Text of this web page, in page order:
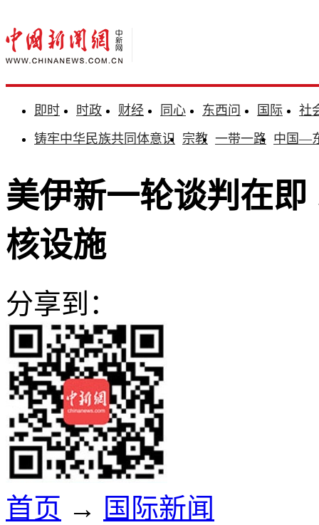
即时 时政 财经 同心 东西问 国际
社
铸牢中华民族共同体意识 宗教 一带一路 中国—
美伊新一轮谈判在
核设施
分享到：
首页 → 国际新闻